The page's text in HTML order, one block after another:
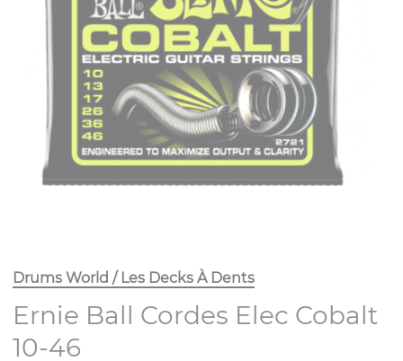
Drums World / Les Decks À Dents
Ernie Ball Cordes Elec Cobalt
10-46